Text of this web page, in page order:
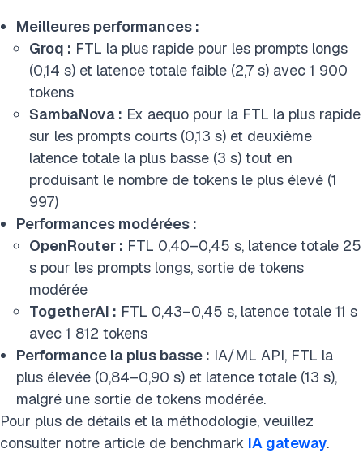
Meilleures performances :
Groq : FTL la plus rapide pour les prompts longs
(0,14 s) et latence totale faible (2,7 s) avec 1 900
tokens
SambaNova : Ex aequo pour la FTL la plus rapide
sur les prompts courts (0,13 s) et deuxième
latence totale la plus basse (3 s) tout en
produisant le nombre de tokens le plus élevé (1
997)
Performances modérées :
OpenRouter : FTL 0,40–0,45 s, latence totale 25
s pour les prompts longs, sortie de tokens
modérée
TogetherAI : FTL 0,43–0,45 s, latence totale 11 s
avec 1 812 tokens
Performance la plus basse : IA/ML API, FTL la
plus élevée (0,84–0,90 s) et latence totale (13 s),
malgré une sortie de tokens modérée.
Pour plus de détails et la méthodologie, veuillez
consulter notre article de benchmark IA gateway.